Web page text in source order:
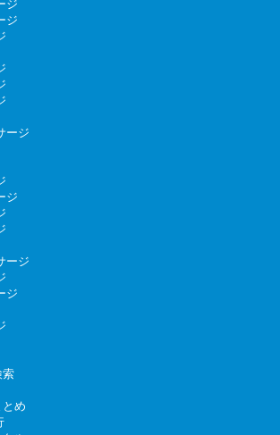
ジ
ージ
ジ
ージ
ジ
め